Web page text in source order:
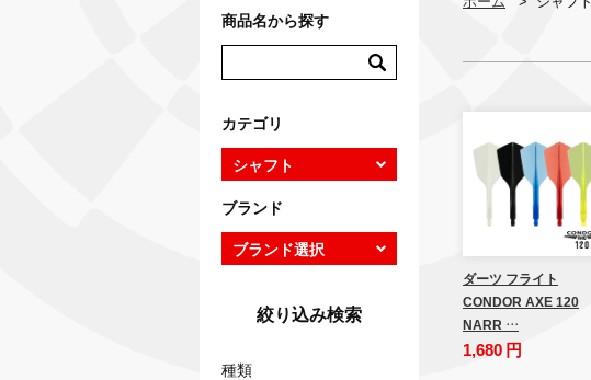
ダーツ フライト
CONDOR AXE 120
NARR …
1,680 円
商品名から探す
カテゴリ
ブランド
絞り込み検索
種類